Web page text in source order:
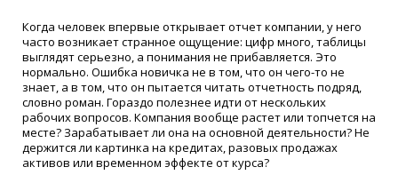
Когда человек впервые открывает отчет компании, у него
часто возникает странное ощущение: цифр много, таблицы
выглядят серьезно, а понимания не прибавляется. Это
нормально. Ошибка новичка не в том, что он чего-то не
знает, а в том, что он пытается читать отчетность подряд,
словно роман. Гораздо полезнее идти от нескольких
рабочих вопросов. Компания вообще растет или топчется на
месте? Зарабатывает ли она на основной деятельности? Не
держится ли картинка на кредитах, разовых продажах
активов или временном эффекте от курса?